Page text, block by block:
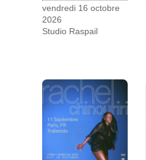
vendredi 16 octobre
2026
Studio Raspail